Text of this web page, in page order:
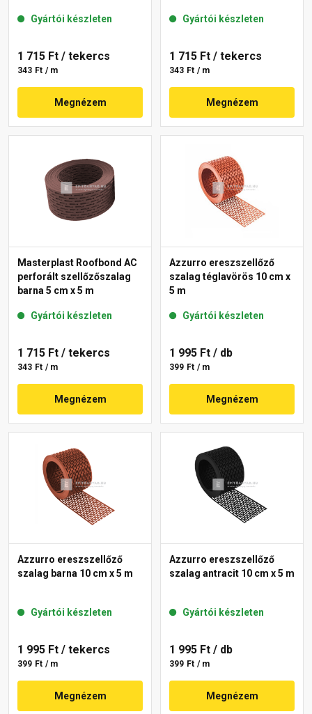
Gyártói készleten
1 715 Ft / tekercs
343 Ft / m
Megnézem
Gyártói készleten
1 715 Ft / tekercs
343 Ft / m
Megnézem
Masterplast Roofbond AC
perforált szellőzőszalag
barna 5 cm x 5 m
Gyártói készleten
1 715 Ft / tekercs
343 Ft / m
Megnézem
Azzurro ereszszellőző
szalag téglavörös 10 cm x
5 m
Gyártói készleten
1 995 Ft / db
399 Ft / m
Megnézem
Azzurro ereszszellőző
szalag barna 10 cm x 5 m
Gyártói készleten
1 995 Ft / tekercs
399 Ft / m
Megnézem
Azzurro ereszszellőző
szalag antracit 10 cm x 5 m
Gyártói készleten
1 995 Ft / db
399 Ft / m
Megnézem